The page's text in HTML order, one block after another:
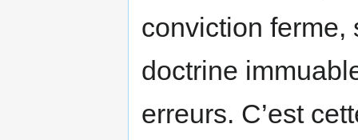
conviction ferme,
doctrine
erreurs. C’est